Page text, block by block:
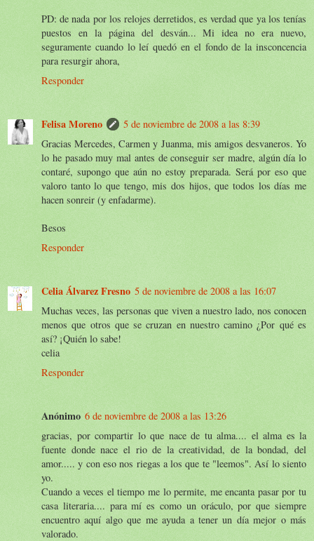
PD: de nada por los relojes derretidos, es verdad que ya los tenías
puestos en la página del desván... Mi idea no era nuevo,
seguramente cuando lo leí quedó en el fondo de la insconcencia
para resurgir ahora,
Responder
Felisa Moreno
5 de noviembre de 2008 a las 8:39
Gracias Mercedes, Carmen y Juanma, mis amigos desvaneros. Yo
lo he pasado muy mal antes de conseguir ser madre, algún día lo
contaré, supongo que aún no estoy preparada. Será por eso que
valoro tanto lo que tengo, mis dos hijos, que todos los días me
hacen sonreir (y enfadarme).
Besos
Responder
Celia Álvarez Fresno 5 de noviembre de 2008 a las 16:07
Muchas veces, las personas que viven a nuestro lado, nos conocen
menos que otros que se cruzan en nuestro camino ¿Por qué es
así? ¡Quién lo sabe!
celia
Responder
Anónimo 6 de noviembre de 2008 a las 13:26
gracias, por compartir lo que nace de tu alma.... el alma es la
fuente donde nace el rio de la creatividad, de la bondad, del
amor..... y con eso nos riegas a los que te "leemos". Así lo siento
yo.
Cuando a veces el tiempo me lo permite, me encanta pasar por tu
casa literaria.... para mí es como un oráculo, por que siempre
encuentro aquí algo que me ayuda a tener un día mejor o más
valorado.